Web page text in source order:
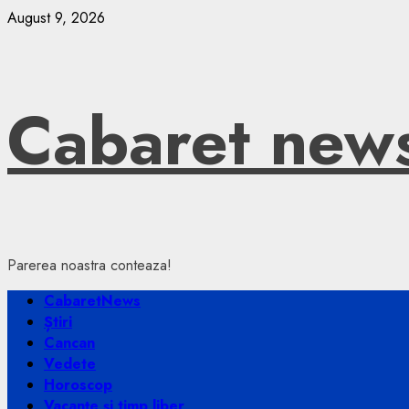
Skip
August 9, 2026
Cabaret
Parerea noastra conteaza!
Primary
Menu
CabaretNews
Știri
Cancan
Vedete
Horoscop